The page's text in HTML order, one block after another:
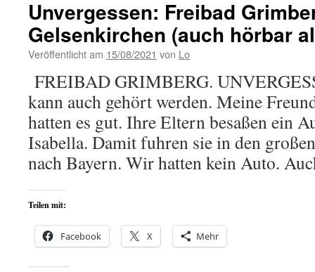
Unvergessen: Freibad
Gelsenkirchen (auch hörbar
Veröffentlicht am 15/08/2021 von Lo
FREIBAD GRIMBERG.
kann auch gehört werden. Meine
hatten es gut. Ihre Eltern besaßen ein
Isabella. Damit fuhren sie in den
nach Bayern. Wir hatten kein Auto.
Teilen mit:
Facebook X Mehr